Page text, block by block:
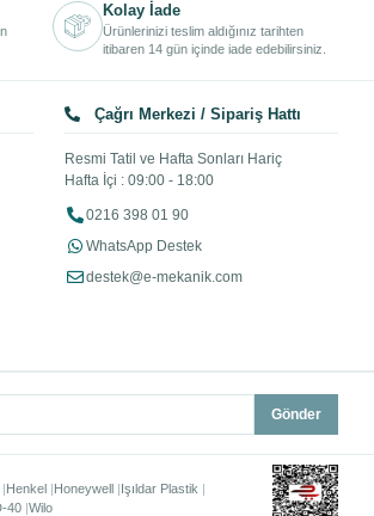
Kolay İade
Ürünlerinizi teslim aldığınız tarihten
itibaren 14 gün içinde iade edebilirsiniz.
Çağrı Merkezi / Sipariş Hattı
Resmi Tatil ve Hafta Sonları Hariç
Hafta İçi : 09:00 - 18:00
0216 398 01 90
WhatsApp Destek
destek@e-mekanik.com
Gönder
Henkel Honeywell Işıldar Plastik
40 Wilo